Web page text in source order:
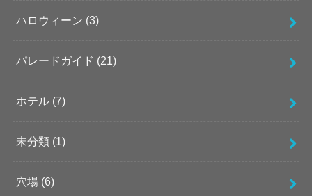
ハロウィーン (3)
パレードガイド (21)
ホテル (7)
未分類 (1)
穴場 (6)